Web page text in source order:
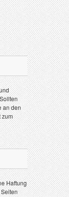
an den
zum
Haftung